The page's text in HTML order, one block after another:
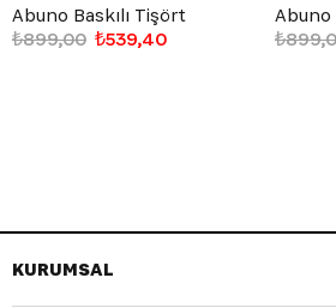
Abuno Baskılı Tişört
₺539,40
₺899,00
Abuno
KURUMSAL